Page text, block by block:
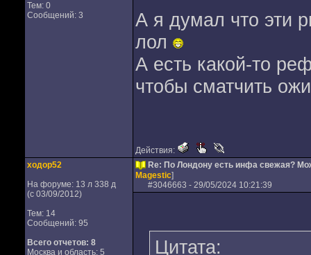
Тем: 0
Сообщений: 3
А я думал что эти
лол
А есть какой-то
чтобы сматчить
Действия:
ходор52
На форуме: 13 л 338 д
(с 03/09/2012)
Тем: 14
Сообщений: 95
Всего отчетов: 8
Москва и область: 5
Re: По Лондону есть инфа свежая?
Magestic]
#3046663 - 29/05/2024 10:21:39
Цитата: